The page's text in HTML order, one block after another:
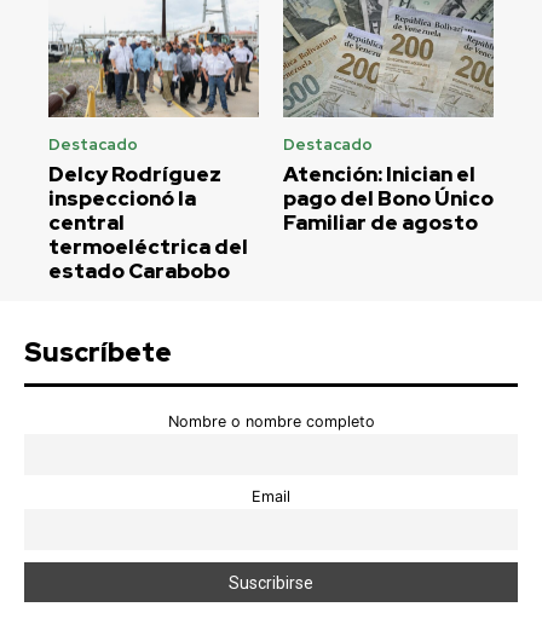
Destacado
Delcy Rodríguez
inspeccionó la
central
termoeléctrica del
estado Carabobo
Destacado
Atención: Inician el
pago del Bono Único
Familiar de agosto
Suscríbete
Nombre o nombre completo
Email